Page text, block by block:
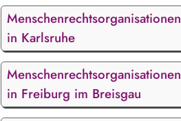
Menschenrechtsorganisationen
in Karlsruhe
Menschenrechtsorganisationen
in Freiburg im Breisgau